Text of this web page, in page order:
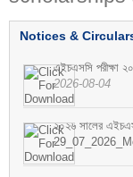
Notices &
এইচএসসি পরীক্ষা
2026-08-04
২০২৬ সালের